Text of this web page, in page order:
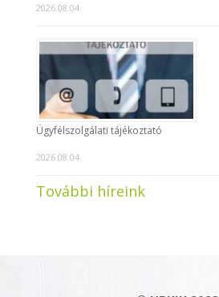
2026.08.04.
Ügyfélszolgálati tájékoztató
2026.08.04.
További híreink